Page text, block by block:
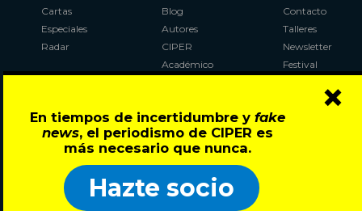
En tiempos de incertidumbre y fake
news, el periodismo de CIPER es
más necesario que nunca.
Hazte socio
×
Cartas
Especiales
Radar
Blog
Autores
CIPER
Académico
Al Plebiscito
con CIPER
Contacto
Talleres
Newsletter
Festival